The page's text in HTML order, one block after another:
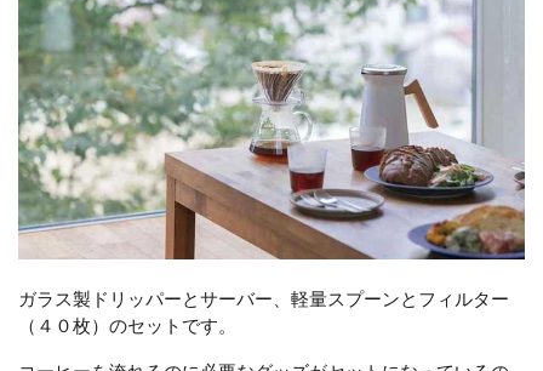
ガラス製ドリッパーとサーバー、軽量スプーンとフィルター
（４０枚）のセットです。